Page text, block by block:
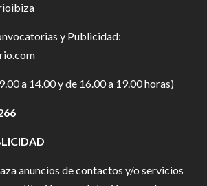
y Publicidad:
a 14.00 y de 16.00 a 19.00 horas)
anuncios de contactos y/o servicios